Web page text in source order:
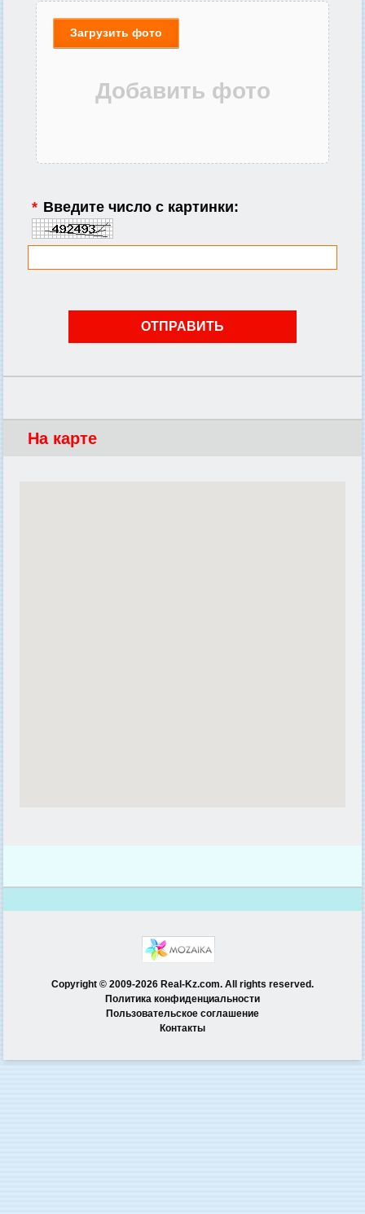
Загрузить фото
* Введите число с картинки:
На карте
Copyright © 2009-2026 Real-Kz.com. All rights reserved.
Политика конфиденциальности
Пользовательское соглашение
Контакты